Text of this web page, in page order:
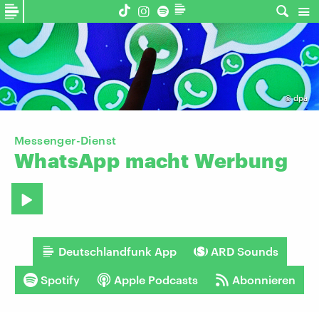
©dpa
Messenger-Dienst
WhatsApp macht Werbung
Deutschlandfunk App ARD Sounds
Spotify Apple Podcasts Abonnieren